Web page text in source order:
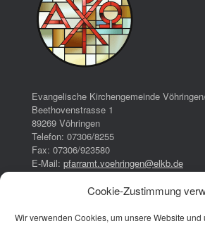
Cookie-Zustimmung
Wir verwenden Cookies, um unsere Website und
Evangelische Kirchengemeinde
Beethovenstrasse 1
89269 Vöhringen
Telefon: 07306/8255
Fax: 07306/923580
E-Mail: pfarramt.voehringen@elkb.de
16:00 – 17:00 Uhr